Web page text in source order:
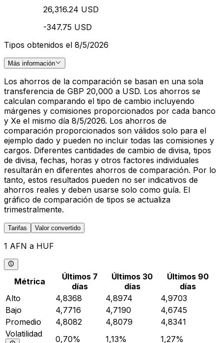
26,316.24 USD
-347.75 USD
Tipos obtenidos el 8/5/2026
Más información
Los ahorros de la comparación se basan en una sola
transferencia de GBP 20,000 a USD. Los ahorros se
calculan comparando el tipo de cambio incluyendo
márgenes y comisiones proporcionados por cada banco
y Xe el mismo día 8/5/2026. Los ahorros de
comparación proporcionados son válidos solo para el
ejemplo dado y pueden no incluir todas las comisiones y
cargos. Diferentes cantidades de cambio de divisa, tipos
de divisa, fechas, horas y otros factores individuales
resultarán en diferentes ahorros de comparación. Por lo
tanto, estos resultados pueden no ser indicativos de
ahorros reales y deben usarse solo como guía. El
gráfico de comparación de tipos se actualiza
trimestralmente.
Tarifas Valor convertido
1 AFN a HUF
Métrica
Últimos 7
días
Últimos 30
días
Últimos 90
días
Alto
4,8368 4,8974
4,9703
Bajo
4,7716 4,7190
4,6745
Promedio
4,8082 4,8079
4,8341
Volatilidad
0,70% 1,13% 1,27%